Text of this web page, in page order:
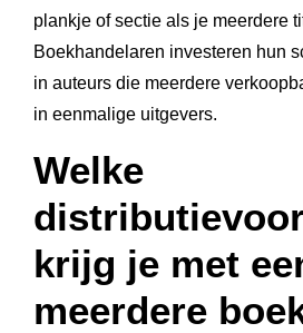
plankje of sectie als je meerdere
Boekhandelaren investeren hun
in auteurs die meerdere
in eenmalige uitgevers.
Welke
krijg je met
meerdere